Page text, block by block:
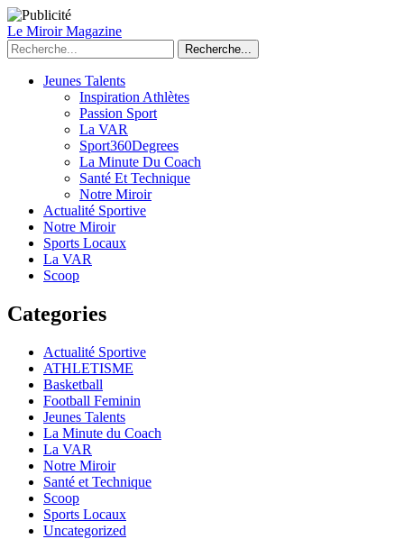
Le Miroir Magazine
Recherche...
Jeunes Talents
Inspiration Athlètes
Passion Sport
La VAR
Sport360Degrees
La Minute Du Coach
Santé Et Technique
Notre Miroir
Actualité Sportive
Notre Miroir
Sports Locaux
La VAR
Scoop
Categories
Actualité Sportive
ATHLETISME
Basketball
Football Feminin
Jeunes Talents
La Minute du Coach
La VAR
Notre Miroir
Santé et Technique
Scoop
Sports Locaux
Uncategorized